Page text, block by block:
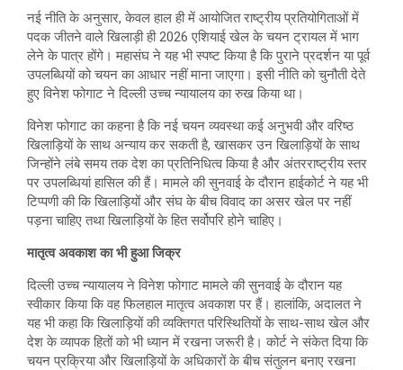
नई नीति के अनुसार, केवल हाल ही में आयोजित राष्ट्रीय प्रतियोगिताओं में
पदक जीतने वाले खिलाड़ी ही 2026 एशियाई खेल के चयन ट्रायल में भाग
लेने के पात्र होंगे। महासंघ ने यह भी स्पष्ट किया है कि पुराने प्रदर्शन या पूर्व
उपलब्धियों को चयन का आधार नहीं माना जाएगा। इसी नीति को चुनौती देते
हुए विनेश फोगाट ने दिल्ली उच्च न्यायालय का रुख किया था।
विनेश फोगाट का कहना है कि नई चयन व्यवस्था कई अनुभवी और वरिष्ठ
खिलाड़ियों के साथ अन्याय कर सकती है, खासकर उन खिलाड़ियों के साथ
जिन्होंने लंबे समय तक देश का प्रतिनिधित्व किया है और अंतरराष्ट्रीय स्तर
पर उपलब्धियां हासिल की हैं। मामले की सुनवाई के दौरान हाईकोर्ट ने यह भी
टिप्पणी की कि खिलाड़ियों और संघ के बीच विवाद का असर खेल पर नहीं
पड़ना चाहिए तथा खिलाड़ियों के हित सर्वोपरि होने चाहिए।
मातृत्व अवकाश का भी हुआ जिक्र
दिल्ली उच्च न्यायालय ने विनेश फोगाट मामले की सुनवाई के दौरान यह
स्वीकार किया कि वह फिलहाल मातृत्व अवकाश पर हैं। हालांकि, अदालत ने
यह भी कहा कि खिलाड़ियों की व्यक्तिगत परिस्थितियों के साथ-साथ खेल और
देश के व्यापक हितों को भी ध्यान में रखना जरूरी है। कोर्ट ने संकेत दिया कि
चयन प्रक्रिया और खिलाड़ियों के अधिकारों के बीच संतुलन बनाए रखना